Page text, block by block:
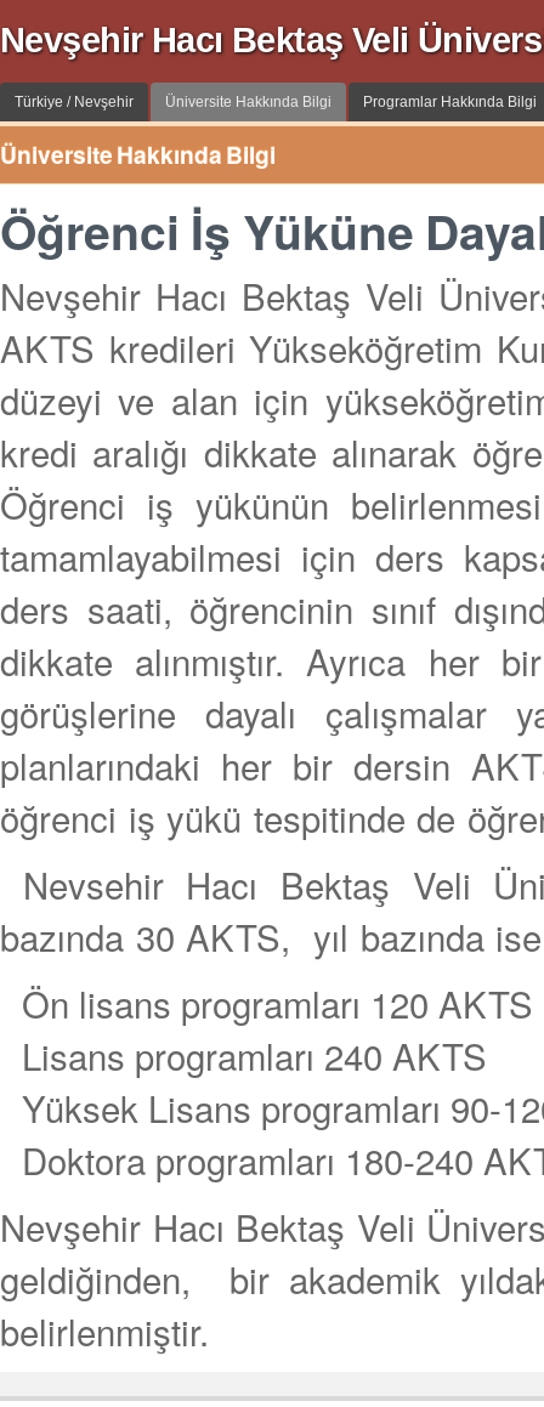
Nevşehir Hacı Bektaş Veli
Türkiye / Nevşehir Üniversite Hakkında Bilgi Programlar Hakkında Bilgi
Üniversite Hakkında Bilgi
Öğrenci İş Yüküne
Nevşehir Hacı Bektaş Veli
AKTS kredileri Yükseköğretim
düzeyi ve alan için
kredi aralığı dikkate alınarak
Öğrenci iş yükünün
tamamlayabilmesi için ders
ders saati, öğrencinin sınıf
dikkate alınmıştır. Ayrıca
görüşlerine dayalı çalışmalar
planlarındaki her bir dersin
öğrenci iş yükü tespitinde de
Nevsehir Hacı Bektaş Veli
bazında 30 AKTS, yıl bazında
Ön lisans programları 120 AKTS
Lisans programları 240 AKTS
Yüksek Lisans programları 90-
Doktora programları 180-240
Nevşehir Hacı Bektaş Veli
geldiğinden, bir akademik
belirlenmiştir.